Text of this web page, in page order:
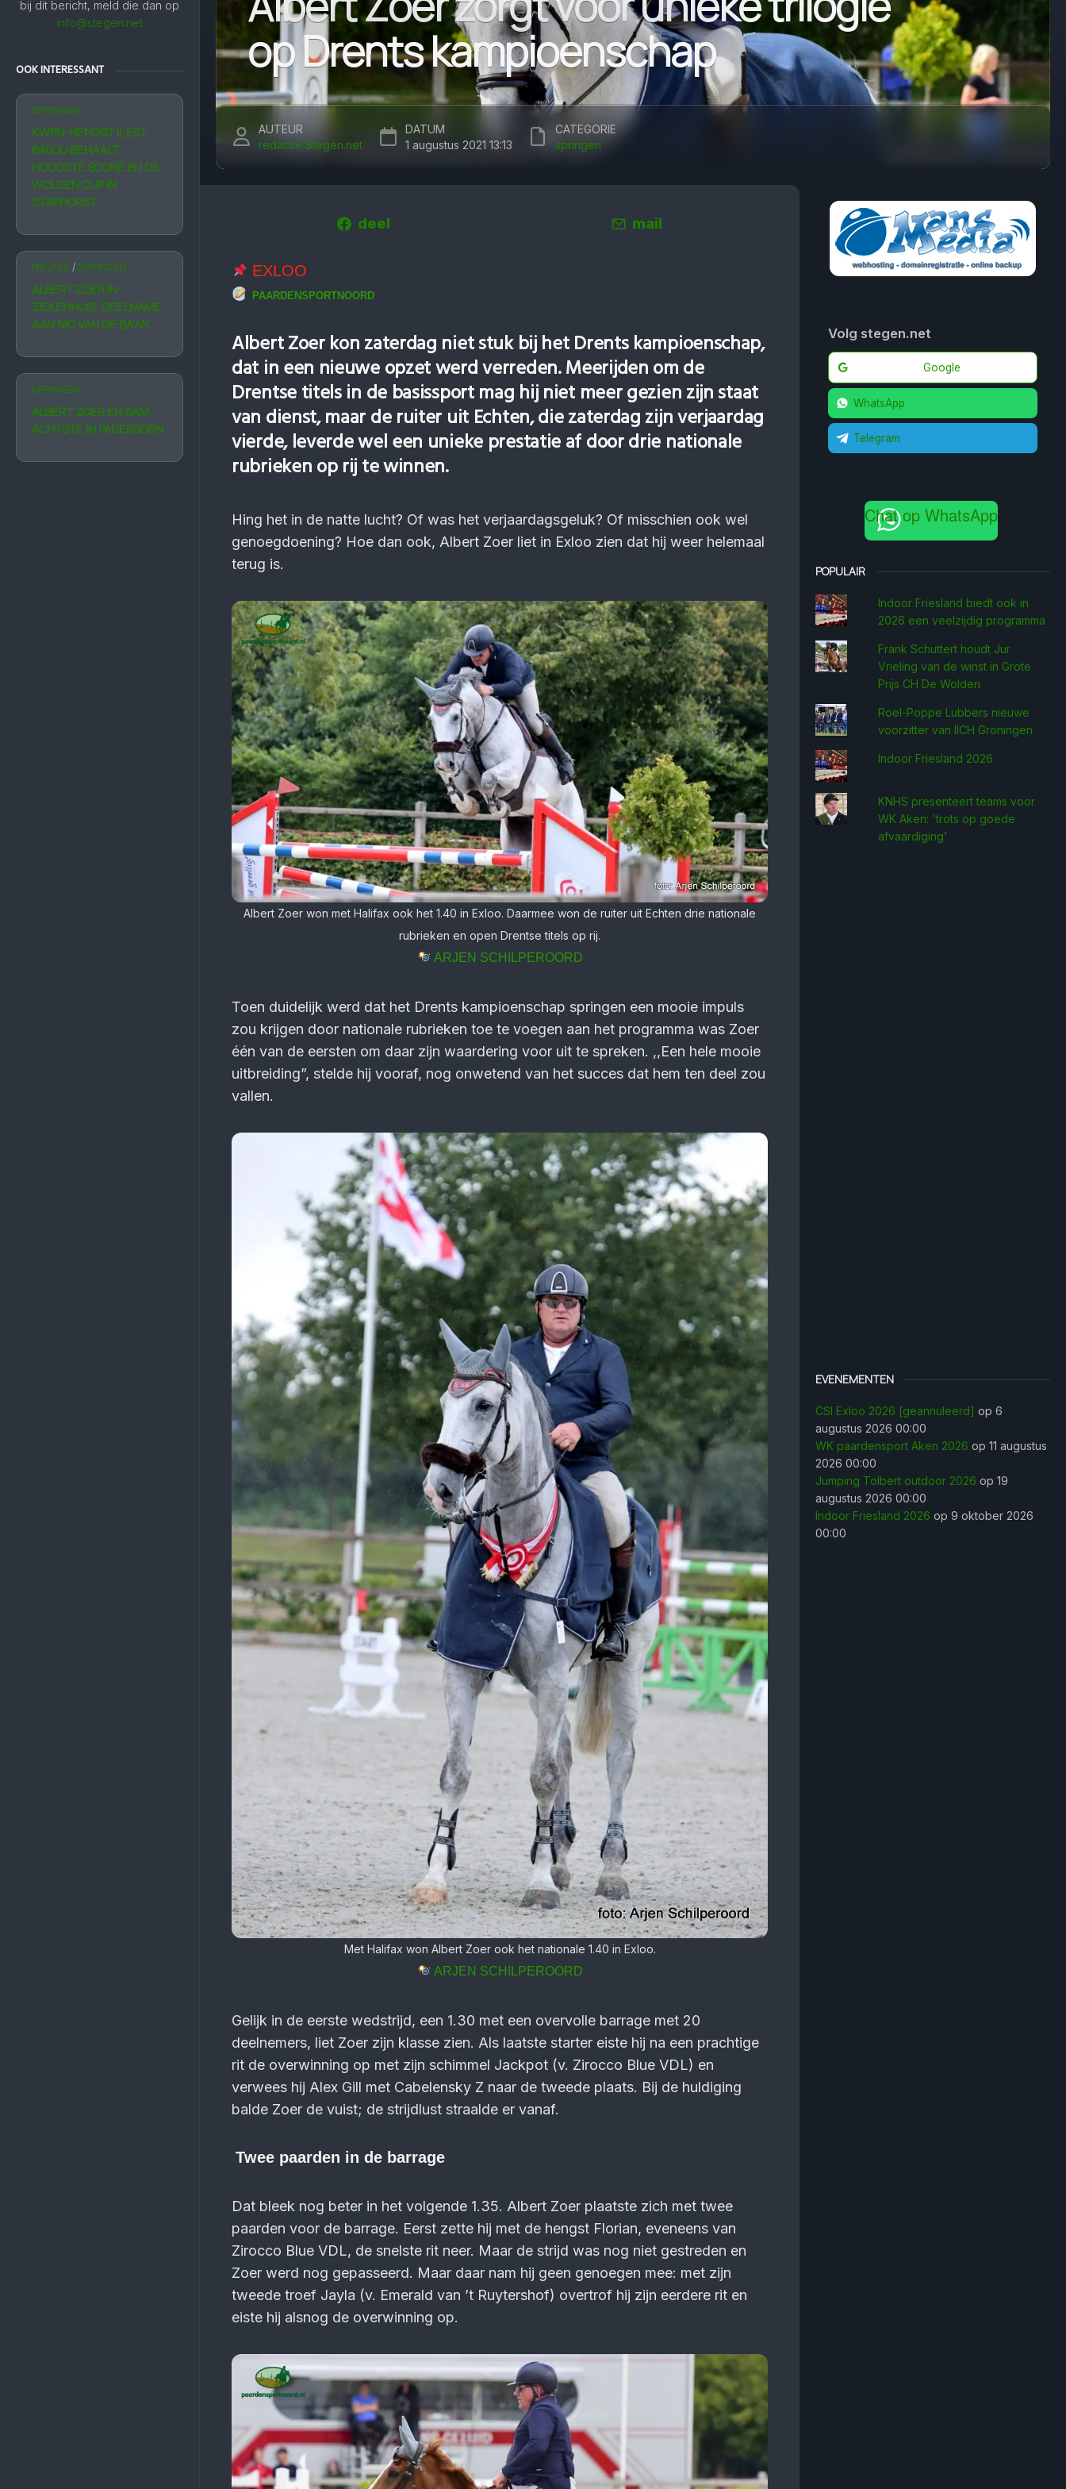
bij dit bericht, meld die dan op
info@stegen.net
OOK INTERESSANT
SPRINGEN
KWPN-HENGST IL EST
BALOU BEHAALT
HOOGSTE SCORE BIJ DE
WOLDEN CUP IN
STAPHORST
NIEUWS / SPRINGEN
ALBERT ZOER IN
ZIEKENHUIS, DEELNAME
AAN NIC VAN DE BAAN
SPRINGEN
ALBERT ZOER EN SAM
ACHTSTE IN PADERBORN
op Drents kampioenschap
AUTEUR
redactie Stegen.net
DATUM
1 augustus 2021 13:13
CATEGORIE
springen
deel mail
EXLOO
PAARDENSPORTNOORD
Albert Zoer kon zaterdag niet stuk bij het Drents kampioenschap,
dat in een nieuwe opzet werd verreden. Meerijden om de
Drentse titels in de basissport mag hij niet meer gezien zijn staat
van dienst, maar de ruiter uit Echten, die zaterdag zijn verjaardag
vierde, leverde wel een unieke prestatie af door drie nationale
rubrieken op rij te winnen.
Hing het in de natte lucht? Of was het verjaardagsgeluk? Of misschien ook wel
genoegdoening? Hoe dan ook, Albert Zoer liet in Exloo zien dat hij weer helemaal
terug is.
Albert Zoer won met Halifax ook het 1.40 in Exloo. Daarmee won de ruiter uit Echten drie nationale
rubrieken en open Drentse titels op rij.
ARJEN SCHILPEROORD
Toen duidelijk werd dat het Drents kampioenschap springen een mooie impuls
zou krijgen door nationale rubrieken toe te voegen aan het programma was Zoer
één van de eersten om daar zijn waardering voor uit te spreken. ,,Een hele mooie
uitbreiding”, stelde hij vooraf, nog onwetend van het succes dat hem ten deel zou
vallen.
Met Halifax won Albert Zoer ook het nationale 1.40 in Exloo.
ARJEN SCHILPEROORD
Gelijk in de eerste wedstrijd, een 1.30 met een overvolle barrage met 20
deelnemers, liet Zoer zijn klasse zien. Als laatste starter eiste hij na een prachtige
rit de overwinning op met zijn schimmel Jackpot (v. Zirocco Blue VDL) en
verwees hij Alex Gill met Cabelensky Z naar de tweede plaats. Bij de huldiging
balde Zoer de vuist; de strijdlust straalde er vanaf.
Twee paarden in de barrage
Dat bleek nog beter in het volgende 1.35. Albert Zoer plaatste zich met twee
paarden voor de barrage. Eerst zette hij met de hengst Florian, eveneens van
Zirocco Blue VDL, de snelste rit neer. Maar de strijd was nog niet gestreden en
Zoer werd nog gepasseerd. Maar daar nam hij geen genoegen mee: met zijn
tweede troef Jayla (v. Emerald van ’t Ruytershof) overtrof hij zijn eerdere rit en
eiste hij alsnog de overwinning op.
Volg stegen.net
Google
WhatsApp
Telegram
Chat op WhatsApp
POPULAIR
Indoor Friesland biedt ook in
2026 een veelzijdig programma
Frank Schuttert houdt Jur
Vrieling van de winst in Grote
Prijs CH De Wolden
Roel-Poppe Lubbers nieuwe
voorzitter van IICH Groningen
Indoor Friesland 2026
KNHS presenteert teams voor
WK Aken: 'trots op goede
afvaardiging'
EVENEMENTEN
CSI Exloo 2026 [geannuleerd] op 6
augustus 2026 00:00
WK paardensport Aken 2026 op 11 augustus
2026 00:00
Jumping Tolbert outdoor 2026 op 19
augustus 2026 00:00
Indoor Friesland 2026 op 9 oktober 2026
00:00